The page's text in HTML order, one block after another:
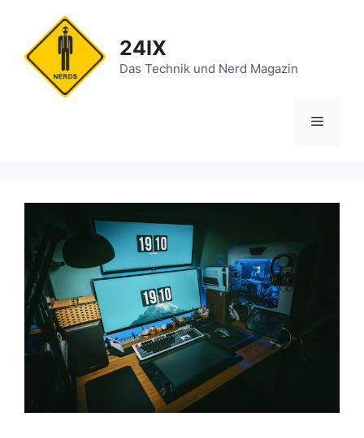
springen
24IX
Das Technik und Nerd Magazin
Menü